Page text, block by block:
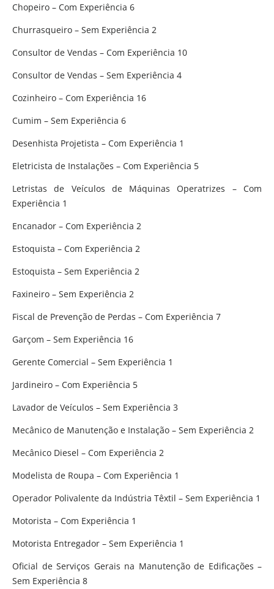
Chopeiro – Com Experiência 6
Churrasqueiro – Sem Experiência 2
Consultor de Vendas – Com Experiência 10
Consultor de Vendas – Sem Experiência 4
Cozinheiro – Com Experiência 16
Cumim – Sem Experiência 6
Desenhista Projetista – Com Experiência 1
Eletricista de Instalações – Com Experiência 5
Letristas de Veículos de Máquinas Operatrizes – Com
Experiência 1
Encanador – Com Experiência 2
Estoquista – Com Experiência 2
Estoquista – Sem Experiência 2
Faxineiro – Sem Experiência 2
Fiscal de Prevenção de Perdas – Com Experiência 7
Garçom – Sem Experiência 16
Gerente Comercial – Sem Experiência 1
Jardineiro – Com Experiência 5
Lavador de Veículos – Sem Experiência 3
Mecânico de Manutenção e Instalação – Sem Experiência 2
Mecânico Diesel – Com Experiência 2
Modelista de Roupa – Com Experiência 1
Operador Polivalente da Indústria Têxtil – Sem Experiência 1
Motorista – Com Experiência 1
Motorista Entregador – Sem Experiência 1
Oficial de Serviços Gerais na Manutenção de Edificações –
Sem Experiência 8